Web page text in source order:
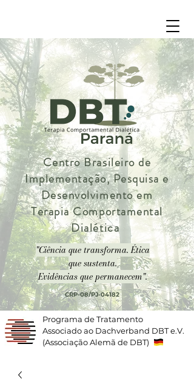
Centro Brasileiro de
Implementação, Pesquisa e
Desenvolvimento em
Terapia Comportamental
Dialética
"Ciência que transforma. Ética
que sustenta.
Evidências que permanecem".
CRP-08/PJ-04182
Programa de Tratamento
Associado ao Dachverband DBT e.V.
(Associação Alemã de DBT)